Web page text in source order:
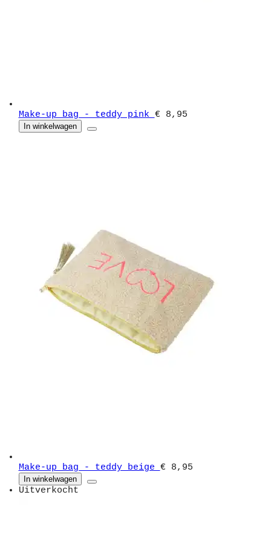
Make-up bag - teddy pink € 8,95
In winkelwagen
Make-up bag - teddy beige € 8,95
In winkelwagen
Uitverkocht